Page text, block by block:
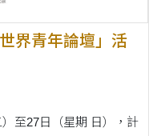
界青年論壇」活
至27日（星期 日），計